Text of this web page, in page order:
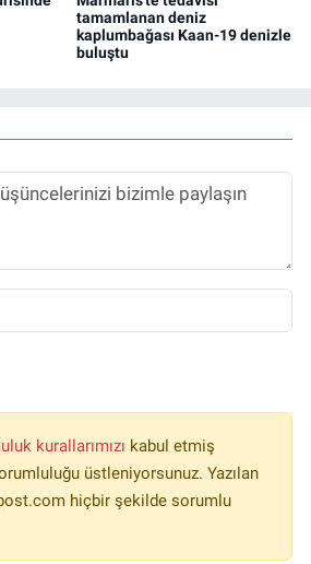
tamamlanan deniz
kaplumbağası Kaan-19 denizle
buluştu
kurallarımızı kabul etmiş
üstleniyorsunuz. Yazılan
hiçbir şekilde sorumlu